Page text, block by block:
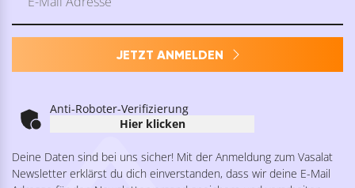
JETZT ANMELDEN
Anti-Roboter-Verifizierung
Hier klicken
Deine Daten sind bei uns sicher! Mit der Anmeldung zum Vasalat
Newsletter erklärst du dich einverstanden, dass wir deine E-Mail